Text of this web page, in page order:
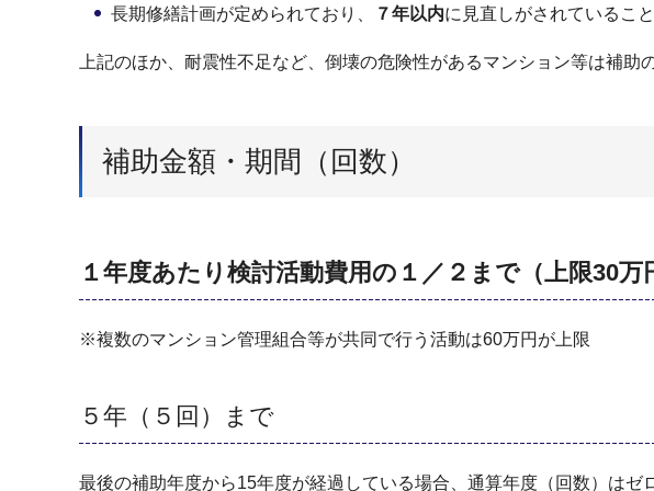
長期修繕計画が定められており、 ７年以内に見直しがされていること
上記のほか、耐震性不足など、倒壊の危険性があるマンション等は補
補助金額・期間（回数）
１年度あたり検討活動費用の１／２まで（上限30万
※複数のマンション管理組合等が共同で行う活動は60万円が上限
５年（５回）まで
最後の補助年度から15年度が経過している場合、通算年度（回数）はゼ